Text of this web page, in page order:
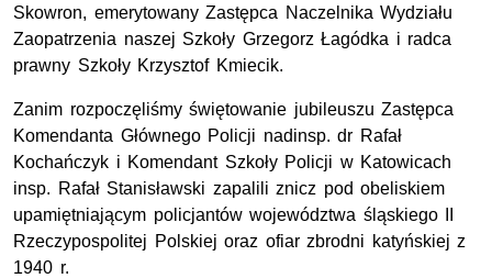
Skowron, emerytowany Zastępca Naczelnika Wydziału
Zaopatrzenia naszej Szkoły Grzegorz Łagódka i radca
prawny Szkoły Krzysztof Kmiecik.
Zanim rozpoczęliśmy świętowanie jubileuszu Zastępca
Komendanta Głównego Policji nadinsp. dr Rafał
Kochańczyk i Komendant Szkoły Policji w Katowicach
insp. Rafał Stanisławski zapalili znicz pod obeliskiem
upamiętniającym policjantów województwa śląskiego II
Rzeczypospolitej Polskiej oraz ofiar zbrodni katyńskiej z
1940 r.